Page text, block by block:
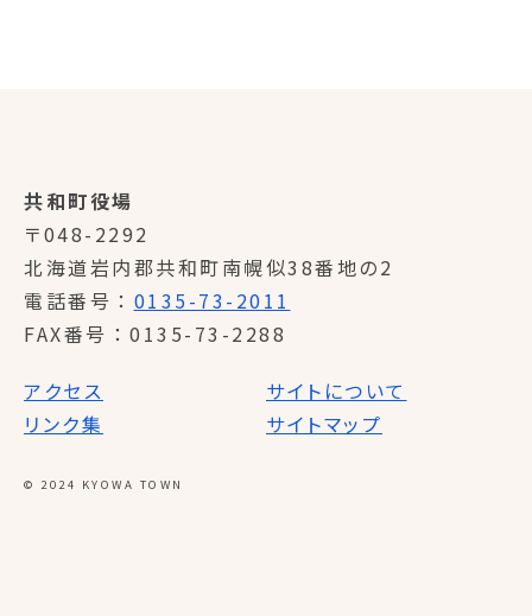
共和町役場
〒048-2292
北海道岩内郡共和町南幌似38番地の2
電話番号
0135-73-2011
FAX番号
0135-73-2288
アクセス
サイトについて
リンク集
サイトマップ
© 2024 KYOWA TOWN